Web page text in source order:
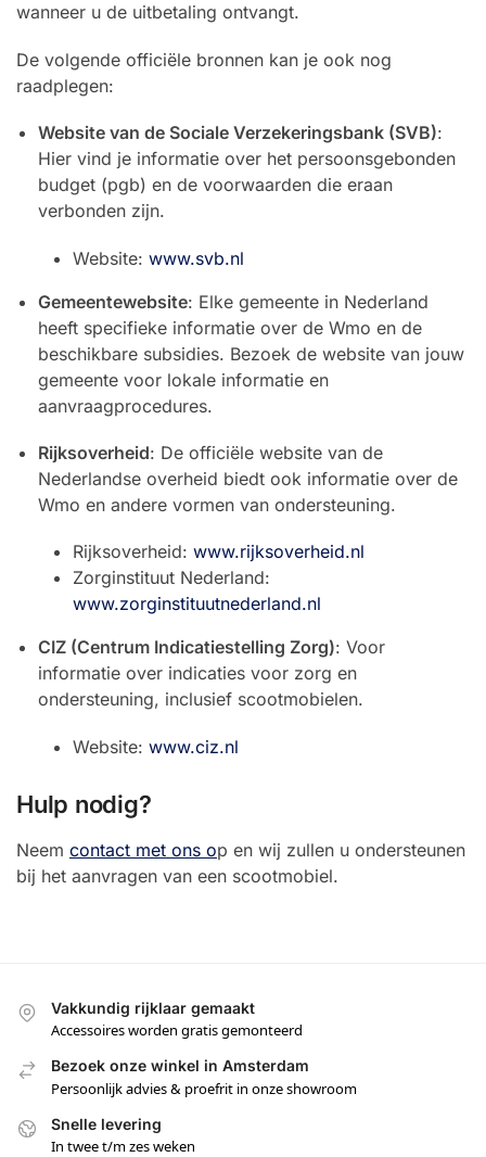
wanneer u de uitbetaling ontvangt.
De volgende officiële bronnen kan je ook nog
raadplegen:
Website van de Sociale Verzekeringsbank (SVB):
Hier vind je informatie over het persoonsgebonden
budget (pgb) en de voorwaarden die eraan
verbonden zijn.
Website: www.svb.nl
Gemeentewebsite: Elke gemeente in Nederland
heeft specifieke informatie over de Wmo en de
beschikbare subsidies. Bezoek de website van jouw
gemeente voor lokale informatie en
aanvraagprocedures.
Rijksoverheid: De officiële website van de
Nederlandse overheid biedt ook informatie over de
Wmo en andere vormen van ondersteuning.
Rijksoverheid: www.rijksoverheid.nl
Zorginstituut Nederland:
www.zorginstituutnederland.nl
CIZ (Centrum Indicatiestelling Zorg): Voor
informatie over indicaties voor zorg en
ondersteuning, inclusief scootmobielen.
Website: www.ciz.nl
Hulp nodig?
Neem contact met ons op en wij zullen u ondersteunen
bij het aanvragen van een scootmobiel.
Vakkundig rijklaar gemaakt
Accessoires worden gratis gemonteerd
Bezoek onze winkel in Amsterdam
Persoonlijk advies & proefrit in onze showroom
Snelle levering
In twee t/m zes weken